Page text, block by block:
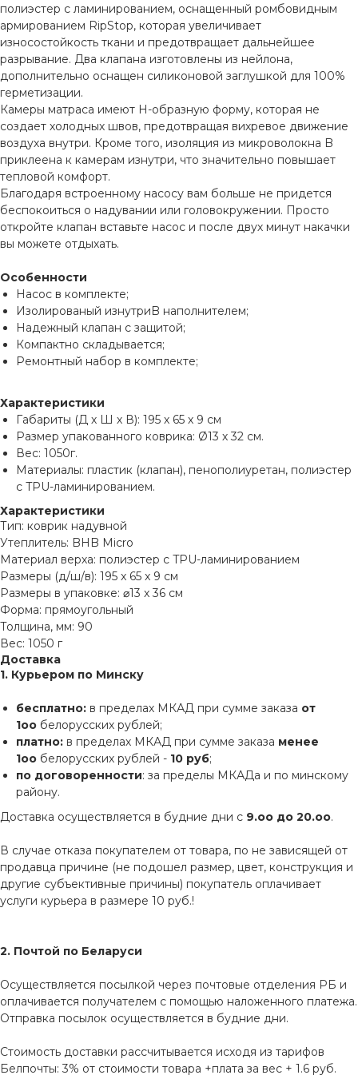
полиэстер с ламинированием, оснащенный ромбовидным
армированием RipStop, которая увеличивает
износостойкость ткани и предотвращает дальнейшее
разрывание. Два клапана изготовлены из нейлона,
дополнительно оснащен силиконовой заглушкой для 100%
герметизации.
Камеры матраса имеют Н-образную форму, которая не
создает холодных швов, предотвращая вихревое движение
воздуха внутри. Кроме того, изоляция из микроволокна B
приклеена к камерам изнутри, что значительно повышает
тепловой комфорт.
Благодаря встроенному насосу вам больше не придется
беспокоиться о надувании или головокружении. Просто
откройте клапан вставьте насос и после двух минут накачки
вы можете отдыхать.
Особенности
Насос в комплекте;
Изолированый изнутриB наполнителем;
Надежный клапан с защитой;
Компактно складывается;
Ремонтный набор в комплекте;
Характеристики
Габариты (Д х Ш х В): 195 х 65 х 9 см
Размер упакованного коврика: Ø13 х 32 см.
Вес: 1050г.
Материалы: пластик (клапан), пенополиуретан, полиэстер
с TPU-ламинированием.
Характеристики
Тип: коврик надувной
Утеплитель: BHB Micro
Материал верха: полиэстер с TPU-ламинированием
Размеры (д/ш/в): 195 x 65 x 9 см
Размеры в упаковке: ⌀13 x 36 см
Форма: прямоугольный
Толщина, мм: 90
Вес: 1050 г
Доставка
1. Курьером по Минску
бесплатно: в пределах МКАД при сумме заказа от
1оо белорусских рублей;
платно: в пределах МКАД при сумме заказа менее
1оо белорусских рублей - 10 руб;
по договоренности: за пределы МКАДа и по минскому
району.
Доставка осуществляется в будние дни с 9.оо до 20.оо.
В случае отказа покупателем от товара, по не зависящей от
продавца причине (не подошел размер, цвет, конструкция и
другие субъективные причины) покупатель оплачивает
услуги курьера в размере 10 руб.!
2. Почтой по Беларуси
Осуществляется посылкой через почтовые отделения РБ и
оплачивается получателем с помощью наложенного платежа.
Отправка посылок осуществляется в будние дни.
Стоимость доставки рассчитывается исходя из тарифов
Белпочты: 3% от стоимости товара +плата за вес + 1.6 руб.